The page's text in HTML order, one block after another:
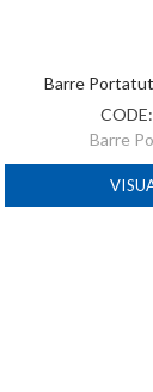
Barre
CODE:
Barre